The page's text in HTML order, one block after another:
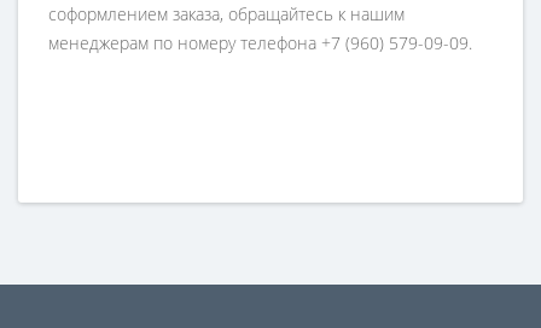
соформлением заказа, обращайтесь к нашим
менеджерам по номеру телефона +7 (960) 579-09-09.